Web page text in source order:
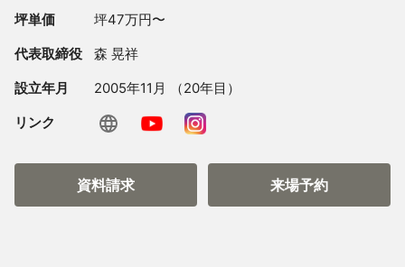
坪単価 坪47万円〜
代表取締役 森 晃祥
設立年月 2005年11月 （20年目）
リンク
資料請求 来場予約